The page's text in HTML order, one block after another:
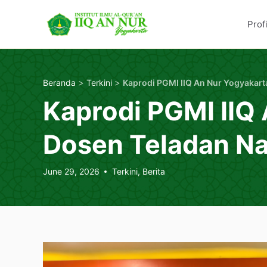
IIQ An Nur
Beranda > Terkini >
Kaprodi PGMI
Dosen Teladan
June 29, 2026 Terkini, Berita